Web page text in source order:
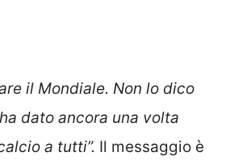
il Mondiale. Non lo dico
dato ancora una volta
a tutti”. Il messaggio è